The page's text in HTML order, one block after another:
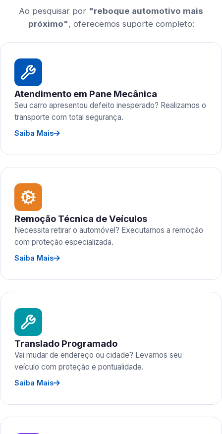
Ao pesquisar por "reboque automotivo mais
próximo", oferecemos suporte completo:
Atendimento em Pane Mecânica
Seu carro apresentou defeito inesperado? Realizamos o
transporte com total segurança.
Saiba Mais
Remoção Técnica de Veículos
Necessita retirar o automóvel? Executamos a remoção
com proteção especializada.
Saiba Mais
Translado Programado
Vai mudar de endereço ou cidade? Levamos seu
veículo com proteção e pontualidade.
Saiba Mais